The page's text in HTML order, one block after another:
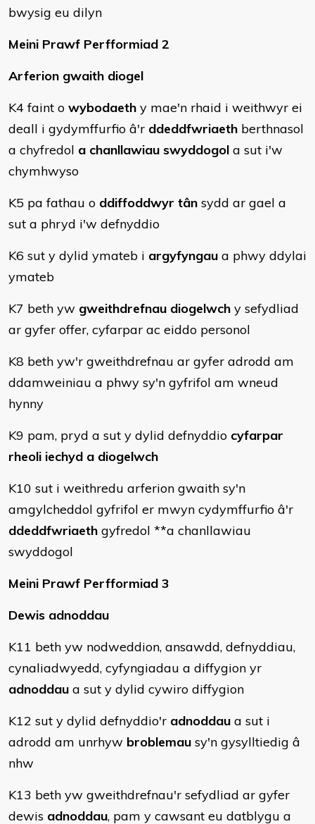
bwysig eu dilyn
Meini Prawf Perfformiad 2
Arferion gwaith diogel
K4 faint o wybodaeth y mae'n rhaid i weithwyr ei
deall i gydymffurfio â'r ddeddfwriaeth berthnasol
a chyfredol a chanllawiau swyddogol a sut i'w
chymhwyso
K5 pa fathau o ddiffoddwyr tân sydd ar gael a
sut a phryd i'w defnyddio
K6 sut y dylid ymateb i argyfyngau a phwy ddylai
ymateb
K7 beth yw gweithdrefnau diogelwch y sefydliad
ar gyfer offer, cyfarpar ac eiddo personol
K8 beth yw'r gweithdrefnau ar gyfer adrodd am
ddamweiniau a phwy sy'n gyfrifol am wneud
hynny
K9 pam, pryd a sut y dylid defnyddio cyfarpar
rheoli iechyd a diogelwch
K10 sut i weithredu arferion gwaith sy'n
amgylcheddol gyfrifol er mwyn cydymffurfio â'r
ddeddfwriaeth gyfredol **a chanllawiau
swyddogol
Meini Prawf Perfformiad 3
Dewis adnoddau
K11 beth yw nodweddion, ansawdd, defnyddiau,
cynaliadwyedd, cyfyngiadau a diffygion yr
adnoddau a sut y dylid cywiro diffygion
K12 sut y dylid defnyddio'r adnoddau a sut i
adrodd am unrhyw broblemau sy'n gysylltiedig â
nhw
K13 beth yw gweithdrefnau'r sefydliad ar gyfer
dewis adnoddau, pam y cawsant eu datblygu a